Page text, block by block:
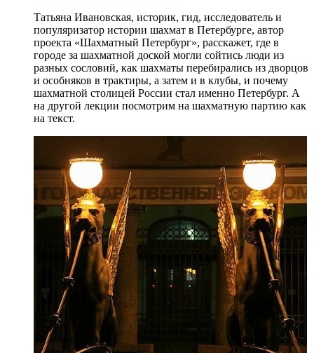
Татьяна Ивановская, историк, гид, исследователь и
популяризатор истории шахмат в Петербурге, автор
проекта «Шахматный Петербург», расскажет, где в
городе за шахматной доской могли сойтись люди из
разных сословий, как шахматы перебирались из дворцов
и особняков в трактиры, а затем и в клубы, и почему
шахматной столицей России стал именно Петербург. А
на другой лекции посмотрим на шахматную партию как
на текст.